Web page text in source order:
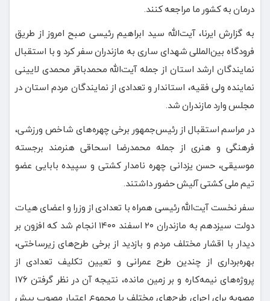
درمان به کشور ما مراجعه کنند.
به گزارش ایرنا، آیت‌الله سید ابراهیم رئیسی صبح امروز از طریق
فرودگاه بین‌المللی شهدای ساری به مازندران سفر کرد و با استقبال
نمایندگان ارشد استان از جمله آیت‌الله محمدباقر محمدی لایینی
نماینده ولی فقیه، استاندار و تعدادی از نمایندگان مردم استان در
مجلس وارد مازندران شد.
در مراسم استقبال از رئیس‌جمهور برخی چهره‌های شاخص ورزشی،
فرهنگی و هنری از جمله محمدرضا اسحاقی هنرمند برجسته
موسیقی، حسن یزدانی چهره نامدار کشتی و سپیده بابایی عضو
تیم ملی کشتی آلیش حضور داشتند.
سفر نخست آیت‌الله رئیسی همراه با تعدادی از وزرا و اعضای هیات
دولت سیزدهم به مازندران ۲۰ اسفند ۱۴۰۰ انجام شد که افزون بر
دیدار با اقشار مختلف مردم و بازدید از برخی طرح‌های زیرساختی،
بهره‌برداری از چندین طرح عمرانی و تعیین تکلیف تعدادی از
پروژه‌های نیمه‌کاره و بر زمین مانده، نتیجه آن در نظر گرفتن ۱۷۶
مصوبه برای اجرای طرح‌های مختلف با مجموع اعتبار مصوب بیش